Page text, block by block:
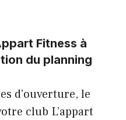
Fitness à
du planning
d’ouverture, le
club L’appart